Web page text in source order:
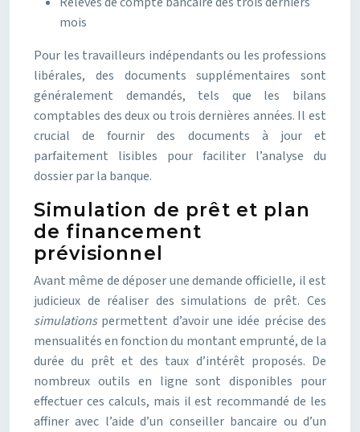
mois
Pour les travailleurs indépendants ou les professions
libérales, des documents supplémentaires sont
généralement demandés, tels que les bilans
comptables des deux ou trois dernières années. Il est
crucial de fournir des documents à jour et
parfaitement lisibles pour faciliter l’analyse du
dossier par la banque.
Simulation de prêt et plan
de financement
prévisionnel
Avant même de déposer une demande officielle, il est
judicieux de réaliser des simulations de prêt. Ces
simulations permettent d’avoir une idée précise des
mensualités en fonction du montant emprunté, de la
durée du prêt et des taux d’intérêt proposés. De
nombreux outils en ligne sont disponibles pour
effectuer ces calculs, mais il est recommandé de les
affiner avec l’aide d’un conseiller bancaire ou d’un